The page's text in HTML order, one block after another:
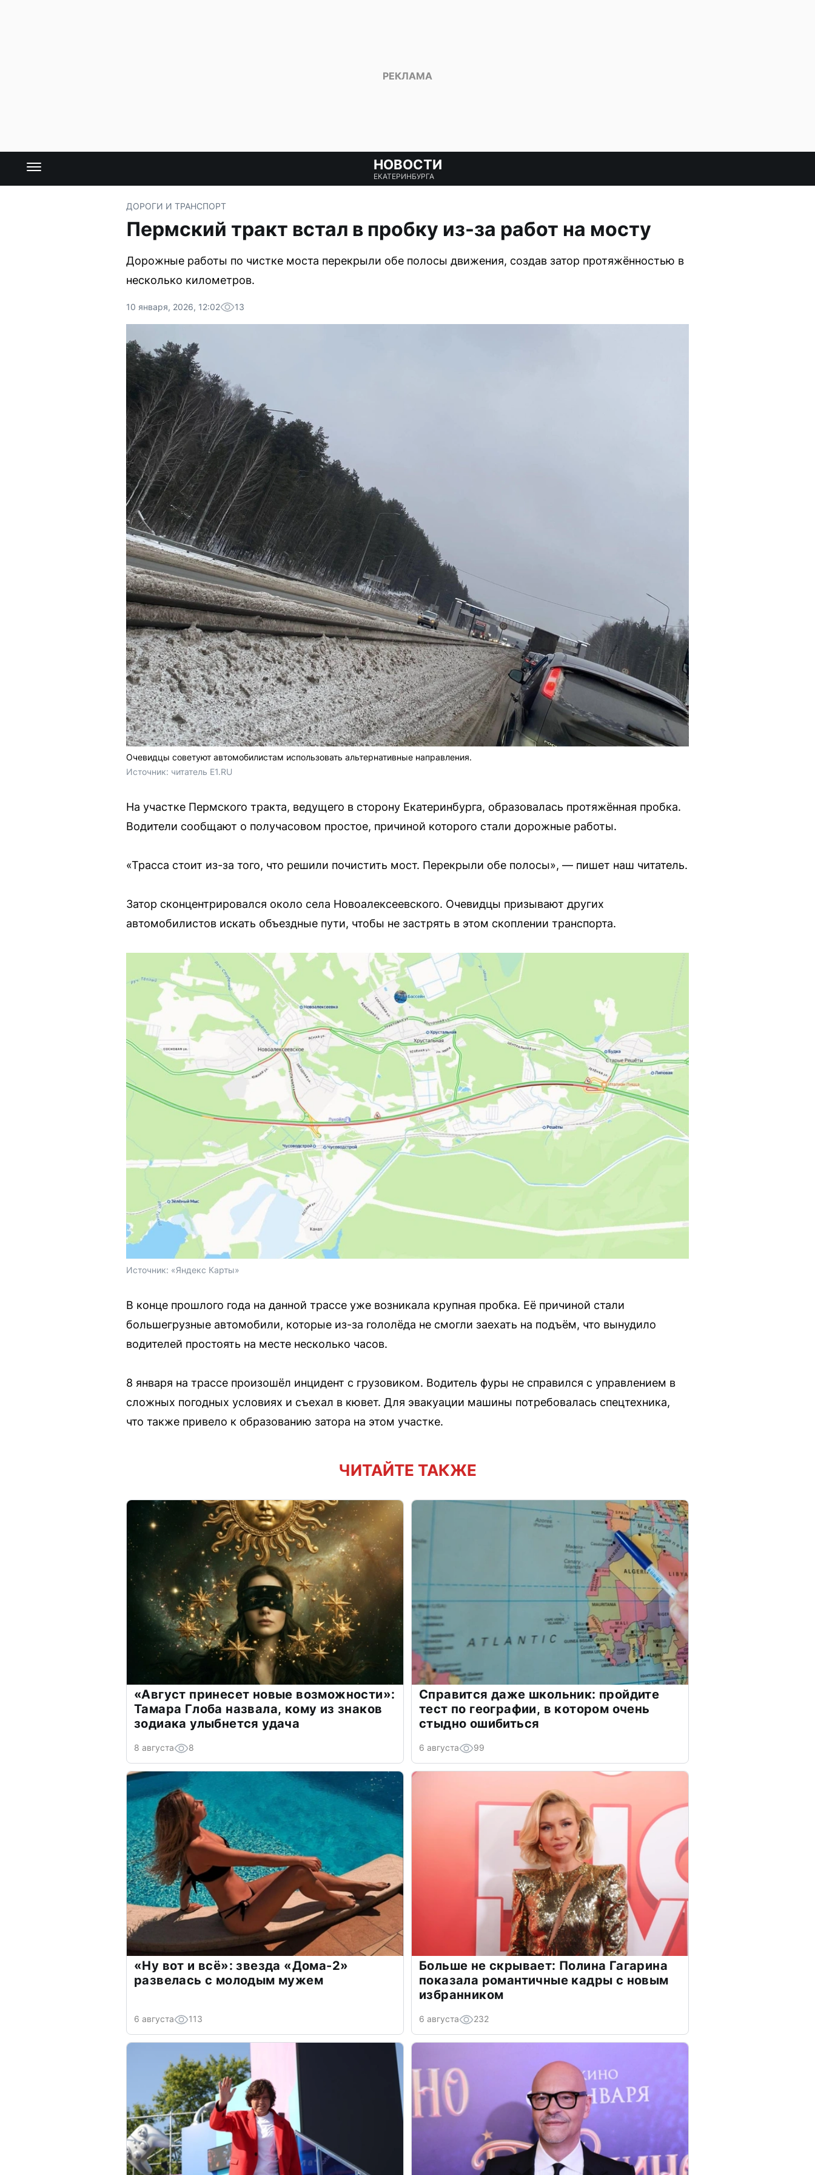
НОВОСТИ
ЕКАТЕРИНБУРГА
ДОРОГИ И ТРАНСПОРТ
Пермский тракт встал в пробку из-за работ на мосту
Дорожные работы по чистке моста перекрыли обе полосы движения, создав затор протяжённостью в
несколько километров.
10 января, 2026, 12:02 13
Очевидцы советуют автомобилистам использовать альтернативные направления.
Источник: читатель E1.RU
На участке Пермского тракта, ведущего в сторону Екатеринбурга, образовалась протяжённая пробка.
Водители сообщают о получасовом простое, причиной которого стали дорожные работы.
«Трасса стоит из-за того, что решили почистить мост. Перекрыли обе полосы», — пишет наш читатель.
Затор сконцентрировался около села Новоалексеевского. Очевидцы призывают других
автомобилистов искать объездные пути, чтобы не застрять в этом скоплении транспорта.
Источник: «Яндекс Карты»
В конце прошлого года на данной трассе уже возникала крупная пробка. Её причиной стали
большегрузные автомобили, которые из-за гололёда не смогли заехать на подъём, что вынудило
водителей простоять на месте несколько часов.
8 января на трассе произошёл инцидент с грузовиком. Водитель фуры не справился с управлением в
сложных погодных условиях и съехал в кювет. Для эвакуации машины потребовалась спецтехника,
что также привело к образованию затора на этом участке.
ЧИТАЙТЕ ТАКЖЕ
«Август принесет новые возможности»:
Тамара Глоба назвала, кому из знаков
зодиака улыбнется удача
8 августа 8
Справится даже школьник: пройдите
тест по географии, в котором очень
стыдно ошибиться
6 августа 99
«Ну вот и всё»: звезда «Дома-2»
развелась с молодым мужем
6 августа 113
Больше не скрывает: Полина Гагарина
показала романтичные кадры с новым
избранником
6 августа 232